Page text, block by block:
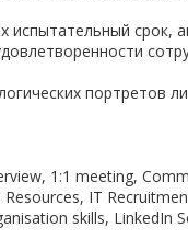
испытательный срок,
портретов
1:1 meeting,
IT
skills, LinkedIn